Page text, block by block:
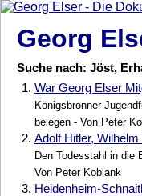
Georg
Suche nach: Jöst,
1. War Georg Elser
Königsbronner
belegen - Von Peter
2. Adolf Hitler,
Den Todesstahl in die
Von Peter Koblank
3. Heidenheim-